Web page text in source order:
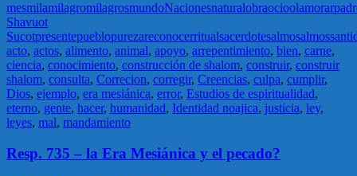
mesmilamilagromilagrosmundoNacionesnaturalobraocioolamorar
Shavuot
Sucotpresentepueblopurezareconocerritualsacerdotesalmosalmos
acto, actos, alimento, animal, apoyo, arrepentimiento, bien, carne,
ciencia, conocimiento, construcción de shalom, construir, construir
shalom, consulta, Correcion, corregir, Creencias, culpa, cumplir,
Dios, ejemplo, era mesiánica, error, Estudios de espiritualidad,
eterno, gente, hacer, humanidad, Identidad noajica, justicia, ley,
leyes, mal, mandamiento
Resp. 735 – la Era Mesiánica y el pecado?